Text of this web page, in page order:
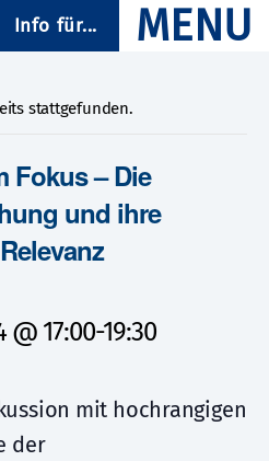
Info für...
stattgefunden.
Fokus – Die
und ihre
@ 17:00-19:30
mit hochrangigen
der